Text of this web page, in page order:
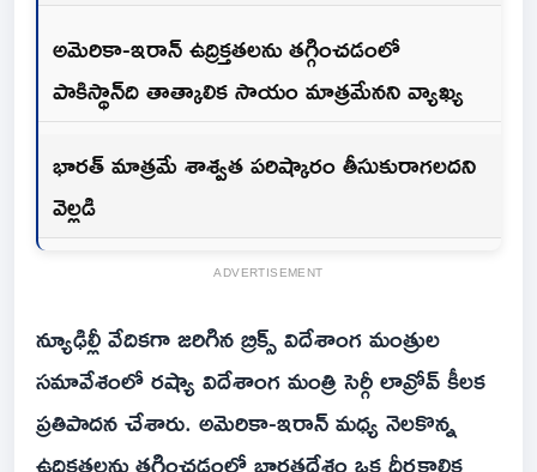
అమెరికా-ఇరాన్ ఉద్రిక్తతలను తగ్గించడంలో
పాకిస్థాన్‌ది తాత్కాలిక సాయం మాత్రమేనని వ్యాఖ్య
భారత్ మాత్రమే శాశ్వత పరిష్కారం తీసుకురాగలదని
వెల్లడి
ADVERTISEMENT
న్యూఢిల్లీ వేదికగా జరిగిన బ్రిక్స్ విదేశాంగ మంత్రుల
సమావేశంలో రష్యా విదేశాంగ మంత్రి సెర్గీ లావ్రోవ్ కీలక
ప్రతిపాదన చేశారు. అమెరికా-ఇరాన్ మధ్య నెలకొన్న